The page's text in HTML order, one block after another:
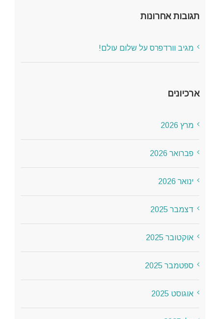
תגובות אחרונות
מגיב וורדפרסעל שלום עולם!
ארכיונים
מרץ 2026
פברואר 2026
ינואר 2026
דצמבר 2025
אוקטובר 2025
ספטמבר 2025
אוגוסט 2025